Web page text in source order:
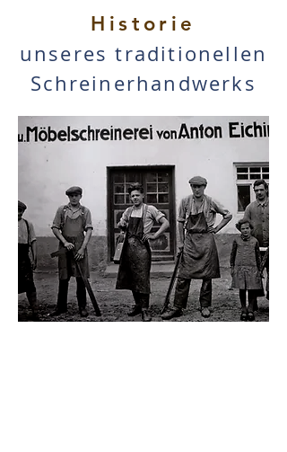
Historie
unseres traditionellen
Schreinerhandwerks